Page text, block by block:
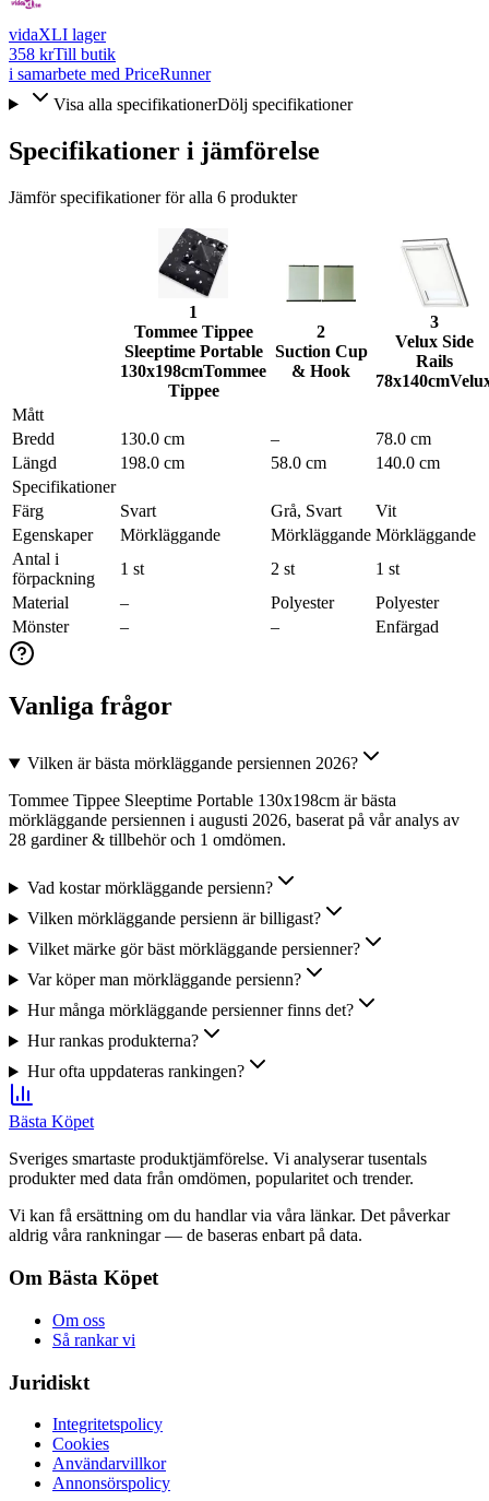
vidaXLI lager
358 krTill butik
i samarbete med PriceRunner
Visa alla specifikationerDölj specifikationer
Specifikationer i jämförelse
Jämför specifikationer för alla 6 produkter
1
Tommee Tippee
Sleeptime Portable
130x198cmTommee
Tippee
2
Suction Cup
& Hook
3
Velux Side
Rails
78x140cm
Mått
Bredd
130.0 cm –
78.0 cm
Längd
198.0 cm 58.0 cm
140.0 cm
Specifikationer
Färg
Svart Grå, Svart
Vit
Egenskaper
Mörkläggande Mörkläggande Mörkläggande
Antal i
förpackning
1 st 2 st
1 st
Material
– Polyester
Polyester
Mönster
– – Enfärgad
Vanliga frågor
Vilken är bästa mörkläggande persiennen 2026?
Tommee Tippee Sleeptime Portable 130x198cm är bästa
mörkläggande persiennen i augusti 2026, baserat på vår analys av
28 gardiner & tillbehör och 1 omdömen.
Vad kostar mörkläggande persienn?
Vilken mörkläggande persienn är billigast?
Vilket märke gör bäst mörkläggande persienner?
Var köper man mörkläggande persienn?
Hur många mörkläggande persienner finns det?
Hur rankas produkterna?
Hur ofta uppdateras rankingen?
Bästa Köpet
Sveriges smartaste produktjämförelse. Vi analyserar tusentals
produkter med data från omdömen, popularitet och trender.
Vi kan få ersättning om du handlar via våra länkar. Det påverkar
aldrig våra rankningar — de baseras enbart på data.
Om Bästa Köpet
Om oss
Så rankar vi
Juridiskt
Integritetspolicy
Cookies
Användarvillkor
Annonsörspolicy